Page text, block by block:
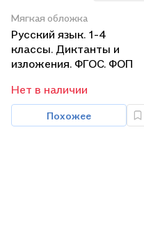
Мягкая обложка
Русский язык. 1-4
классы. Диктанты и
изложения. ФГОС. ФОП
Нет в наличии
Похожее